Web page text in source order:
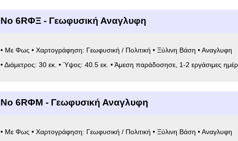
Νο 6RΦΞ - Γεωφυσική Αναγλυφη
• Με Φως • Χαρτογράφηση: Γεωφυσική / Πολιτική • Ξύλινη Βάση • Αναγλυφη
• Διάμετρος: 30 εκ. • Ύψος: 40.5 εκ. • Άμεση παράδοσησε, 1-2 εργάσιμες
Νο 6RΦΜ - Γεωφυσική Αναγλυφη
• Με Φως • Χαρτογράφηση: Γεωφυσική / Πολιτική • Ξύλινη Βάση • Αναγλυφη